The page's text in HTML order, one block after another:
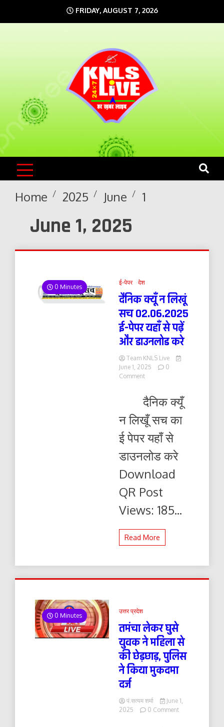
to
FRIDAY, AUGUST 7, 2026
KNLS LIVE
India`s No.1 News Portal
Home 2025 June 1
June 1, 2025
0 Minutes
ई-पेपर देश
दैनिक क्यूँ न लिखूं
सच 02.06.2025
ई-पेपर यहाँ से पढ़ें
और डाउनलोड करे
Team KNLS Live
June 1, 2025
0
Commenton
क्यूँ
न
सच
02.06.2025
ई-
पेपर
यहाँ
पढ़ें
डाउनलोड
दैनिक क्यूँ
न लिखूँ सच का
ई पेपर यहाँ से
डाउनलोड करे
Download
QR Post
Views: 185...
Read More
0 Minutes
उत्तर प्रदेश
तमंचा लेकर घुसे
युवक ने महिला से
की छेड़छाड़, पुलिस
ने किया मुकदमा
दर्ज
पं.सत्यम शर्मा
June 1,
2025
0 Commenton